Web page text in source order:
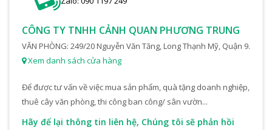
Cỏ nhân tạoCỏ nhân tạo sânCỏ nhân
CÔNG TY TNHH CẢNH QUAN PHƯƠNG TRUNG
VĂN PHÒNG: 249/20 Nguyễn Văn Tăng, Long Thạnh Mỹ, Quận 9.
Xem danh sách cửa hàng
Để được tư vấn về việc mua sản phẩm, quà tặng doanh nghiệp,
thuê cây văn phòng, thi công ban công/ sân vườn...
Hãy để lại thông tin liên hệ, Chúng tôi sẽ phản hồi